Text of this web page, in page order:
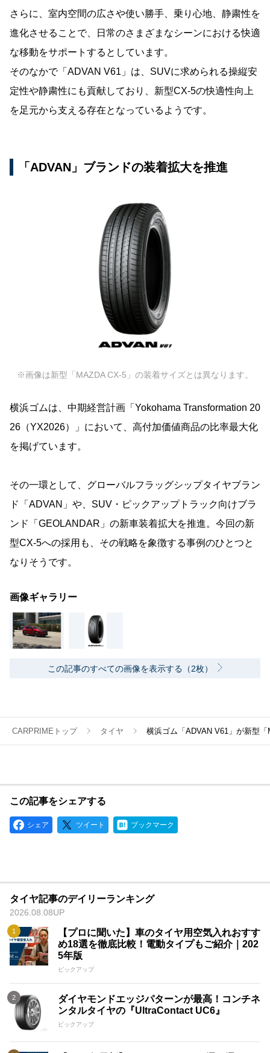
さらに、室内空間の広さや使い勝手、乗り心地、静粛性を
進化させることで、日常のさまざまなシーンにおける快適
な移動をサポートするとしています。
そのなかで「ADVAN V61」は、SUVに求められる操縦安
定性や静粛性にも貢献しており、新型CX-5の快適性向上
を足元から支える存在となっているようです。
「ADVAN」ブランドの装着拡大を推進
※画像は新型「MAZDA CX-5」の装着サイズとは異なります。
横浜ゴムは、中期経営計画「Yokohama Transformation 20
26（YX2026）」において、高付加価値商品の比率最大化
を掲げています。
その一環として、グローバルフラッグシップタイヤブラン
ド「ADVAN」や、SUV・ピックアップトラック向けブラ
ンド「GEOLANDAR」の新車装着拡大を推進。今回の新
型CX-5への採用も、その戦略を象徴する事例のひとつと
なりそうです。
画像ギャラリー
この記事のすべての画像を表示する（2枚）
CARPRIMEトップ タイヤ 横浜ゴム「ADVAN V61」が新型
この記事をシェアする
シェア ツイート ブックマーク
タイヤ記事のデイリーランキング
2026.08.08UP
【プロに聞いた】車のタイヤ用空気入れおすす
め18選を徹底比較！電動タイプもご紹介｜202
5年版
ピックアップ
ダイヤモンドエッジパターンが最高！コンチネ
ンタルタイヤの『UltraContact UC6』
ピックアップ